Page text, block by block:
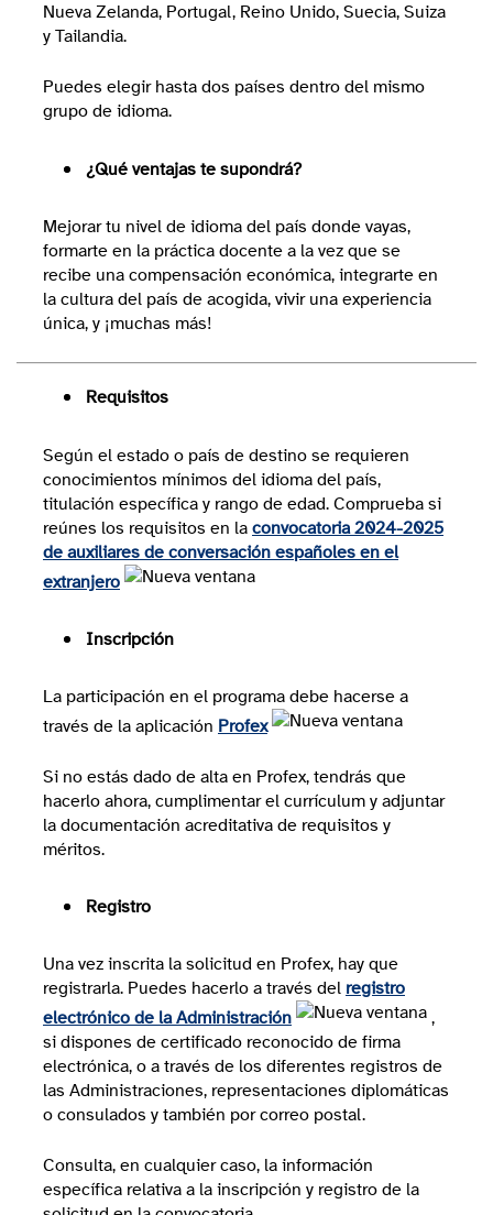
Nueva Zelanda, Portugal, Reino Unido, Suecia, Suiza
y Tailandia.
Puedes elegir hasta dos países dentro del mismo
grupo de idioma.
¿Qué ventajas te supondrá?
Mejorar tu nivel de idioma del país donde vayas,
formarte en la práctica docente a la vez que se
recibe una compensación económica, integrarte en
la cultura del país de acogida, vivir una experiencia
única, y ¡muchas más!
Requisitos
Según el estado o país de destino se requieren
conocimientos mínimos del idioma del país,
titulación específica y rango de edad. Comprueba si
reúnes los requisitos en la convocatoria 2024-2025
de auxiliares de conversación españoles en el
extranjero
Inscripción
La participación en el programa debe hacerse a
través de la aplicación Profex
Si no estás dado de alta en Profex, tendrás que
hacerlo ahora, cumplimentar el currículum y adjuntar
la documentación acreditativa de requisitos y
méritos.
Registro
Una vez inscrita la solicitud en Profex, hay que
registrarla. Puedes hacerlo a través del registro
electrónico de la Administración
,
si dispones de certificado reconocido de firma
electrónica, o a través de los diferentes registros de
las Administraciones, representaciones diplomáticas
o consulados y también por correo postal.
Consulta, en cualquier caso, la información
específica relativa a la inscripción y registro de la